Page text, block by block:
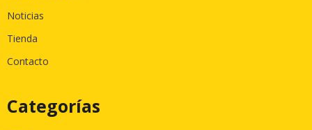
Noticias
Tienda
Contacto
Categorías